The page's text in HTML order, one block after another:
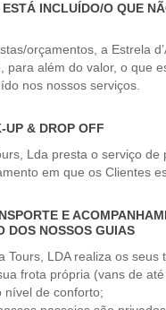
INCLUÍDO/O QUE
orçamentos, a Estrela
para além do valor, o que
nos nossos serviços.
UP & DROP OFF
Lda presta o serviço de
em que os Clientes
E
DOS NOSSOS GUIAS
Tours, LDA realiza os seus
frota própria (vans de
nível de conforto;